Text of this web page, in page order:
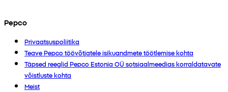
Pepco
Privaatsuspoliitika
Teave Pepco töövõtjatele isikuandmete töötlemise kohta
Täpsed reeglid Pepco Estonia OÜ sotsiaalmeedias korraldatavate
võistluste kohta
Meist